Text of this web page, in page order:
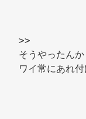
>>
そうやったんか
ワイ常にあれ